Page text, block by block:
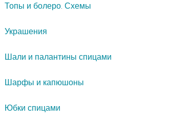
Топы и болеро. Схемы
Украшения
Шали и палантины спицами
Шарфы и капюшоны
Юбки спицами